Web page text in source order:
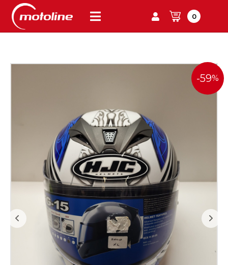
0
-59%